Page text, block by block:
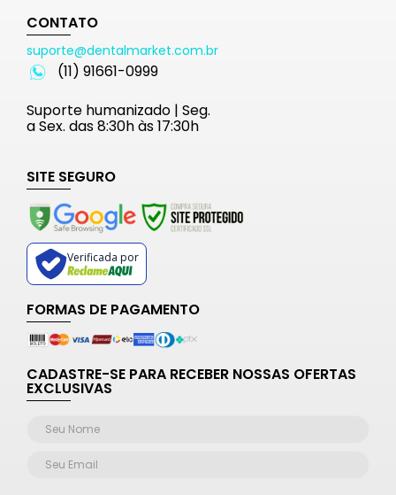
CONTATO
suporte@dentalmarket.com.br
(11) 91661-0999
Suporte humanizado | Seg.
a Sex. das 8:30h às 17:30h
SITE SEGURO
Verificada por
FORMAS DE PAGAMENTO
CADASTRE-SE PARA RECEBER NOSSAS OFERTAS
EXCLUSIVAS